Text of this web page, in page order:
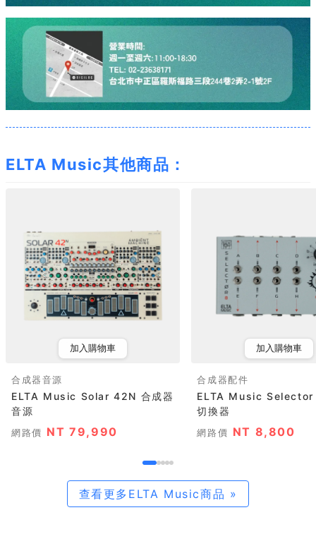
ELTA Music其他商品：
加入購物車
合成器音源
ELTA Music Solar 42N 合成器
音源
網路價 NT 79,990
加入購物車
合成器配件
ELTA Music Selector
切換器
網路價 NT 8,800
查看更多ELTA Music商品 »